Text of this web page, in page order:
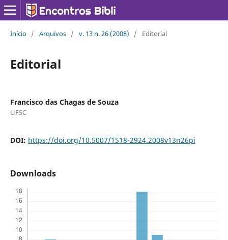
Início / Arquivos / v. 13 n. 26 (2008) / Editorial
Editorial
Francisco das Chagas de Souza
UFSC
DOI: https://doi.org/10.5007/1518-2924.2008v13n26pi
Downloads